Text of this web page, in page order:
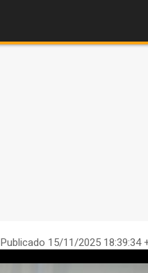
Publicado 15/11/2025 18:39:34